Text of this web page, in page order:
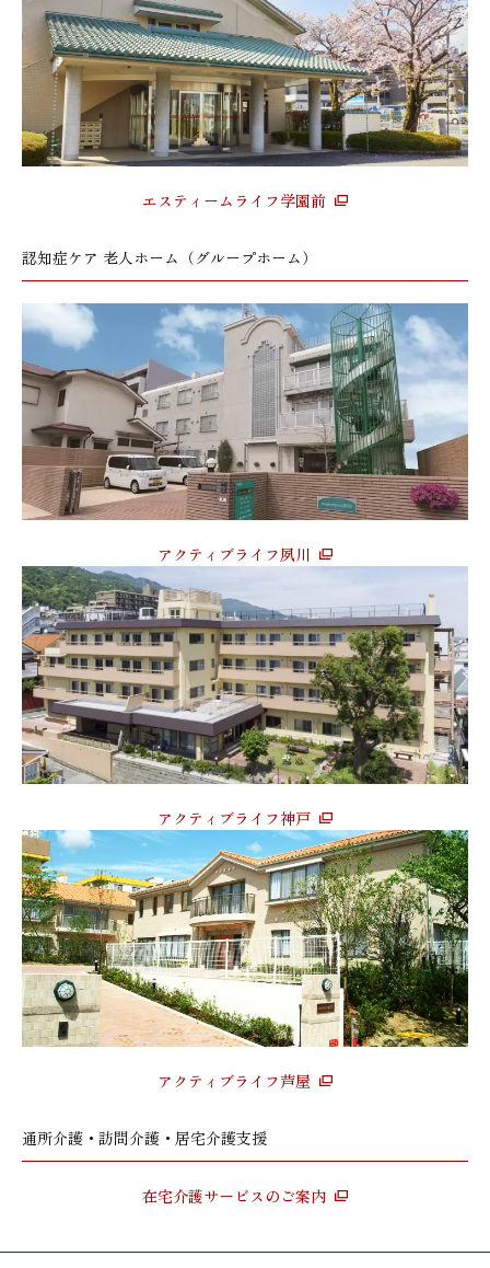
エスティームライフ学園前
認知症ケア 老人ホーム（グループホーム）
アクティブライフ夙川
アクティブライフ神戸
アクティブライフ芦屋
通所介護・訪問介護・居宅介護支援
在宅介護サービスのご案内